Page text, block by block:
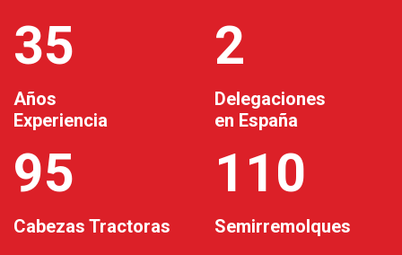
35
Años
Experiencia
2
Delegaciones
en España
95
Cabezas Tractoras
110
Semirremolques